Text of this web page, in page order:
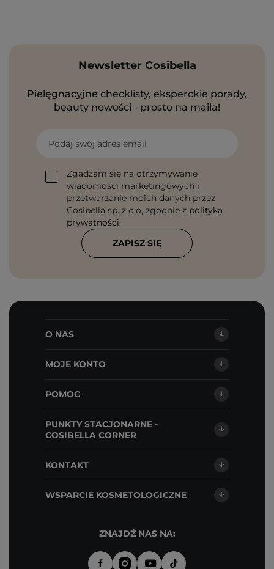
Newsletter Cosibella
Pielęgnacyjne checklisty, eksperckie porady,
beauty nowości - prosto na maila!
Podaj swój adres email
Zgadzam się na otrzymywanie
wiadomości marketingowych i
przetwarzanie moich danych przez
Cosibella sp. z o.o, zgodnie z polityką
prywatności.
ZAPISZ SIĘ
O NAS
MOJE KONTO
POMOC
PUNKTY STACJONARNE -
COSIBELLA CORNER
KONTAKT
WSPARCIE KOSMETOLOGICZNE
ZNAJDŹ NAS NA: